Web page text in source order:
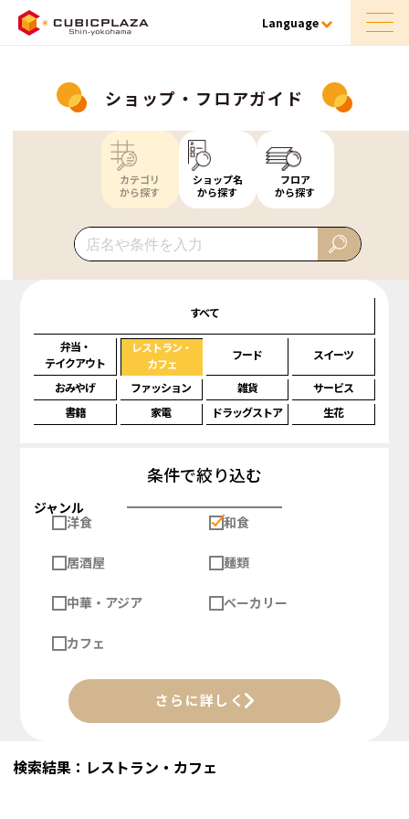
Language
ショップ・フロアガイド
カテゴリ
から探す
ショップ名
から探す
フロア
から探す
すべて
弁当・
テイクアウト
レストラン・
カフェ
フード スイーツ
おみやげ ファッション 雑貨
サービス
書籍
家電 ドラッグストア 生花
条件で絞り込む
ジャンル
洋食
和食
居酒屋 麺類
中華・アジア ベーカリー
カフェ
さらに詳しく
検索結果：レストラン・カフェ